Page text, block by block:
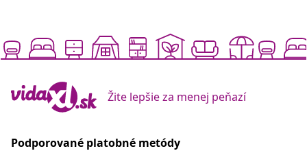
Žite lepšie za menej peňazí
Podporované platobné metódy